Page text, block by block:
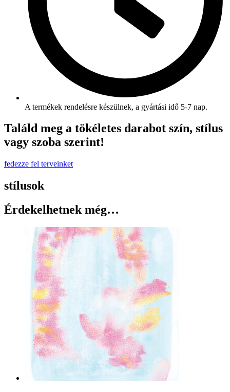
A termékek rendelésre készülnek, a gyártási idő 5-7 nap.
Találd meg a tökéletes darabot szín, stílus
vagy szoba szerint!
fedezze fel terveinket
stílusok
Érdekelhetnek még…